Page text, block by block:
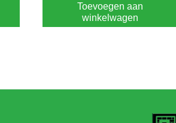
Toevoegen aan
winkelwagen